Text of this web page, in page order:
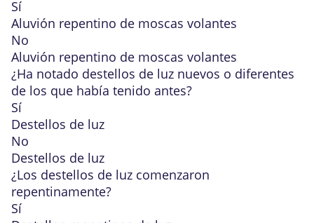
Sí
Aluvión repentino de moscas volantes
No
Aluvión repentino de moscas volantes
¿Ha notado destellos de luz nuevos o diferentes
de los que había tenido antes?
Sí
Destellos de luz
No
Destellos de luz
¿Los destellos de luz comenzaron
repentinamente?
Sí